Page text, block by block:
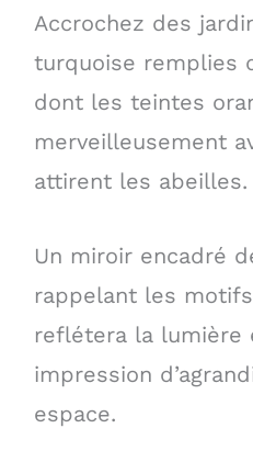
Accrochez des
turquoise remplies
dont les teintes
merveilleusement
attirent les abeilles.
Un miroir encadré
rappelant les motifs
reflétera la lumière
impression
espace.